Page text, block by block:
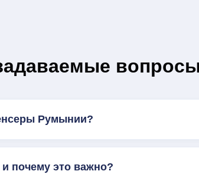
Румынии?
и почему это важно?